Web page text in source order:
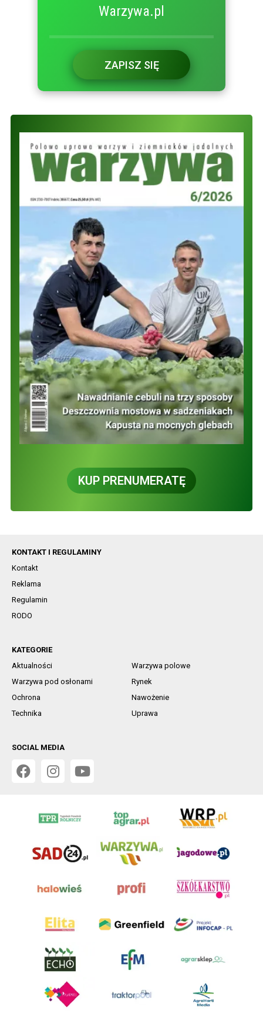
Warzywa.pl
ZAPISZ SIĘ
KUP PRENUMERATĘ
KONTAKT I REGULAMINY
Kontakt
Reklama
Regulamin
RODO
KATEGORIE
Aktualności
Warzywa polowe
Warzywa pod osłonami
Rynek
Ochrona
Nawożenie
Technika
Uprawa
SOCIAL MEDIA